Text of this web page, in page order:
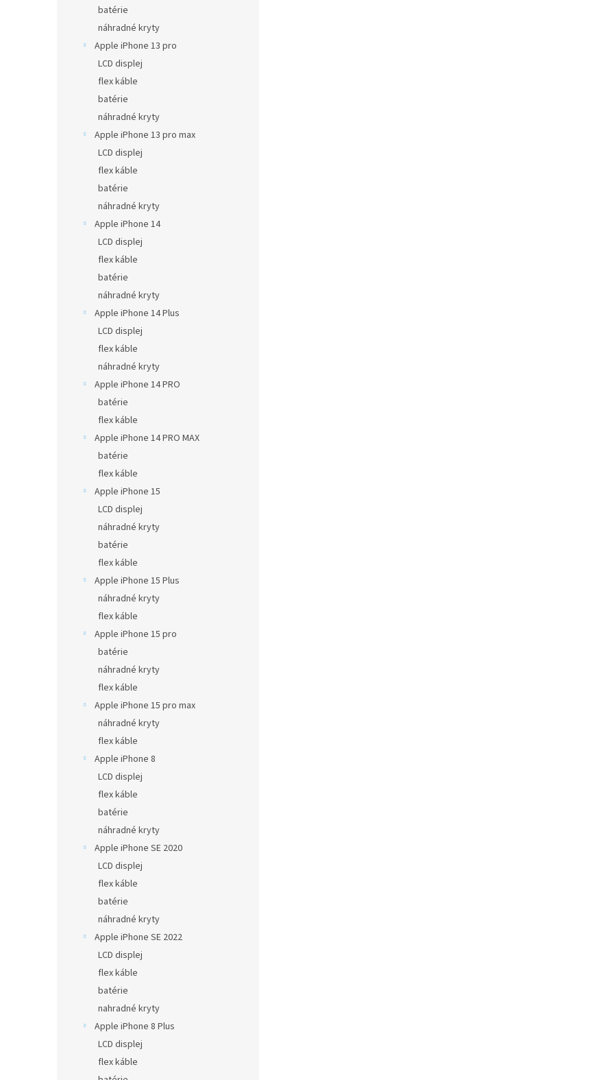
batérie
náhradné kryty
Apple iPhone 13 pro
LCD displej
flex káble
batérie
náhradné kryty
Apple iPhone 13 pro max
LCD displej
flex káble
batérie
náhradné kryty
Apple iPhone 14
LCD displej
flex káble
batérie
náhradné kryty
Apple iPhone 14 Plus
LCD displej
flex káble
náhradné kryty
Apple iPhone 14 PRO
batérie
flex káble
Apple iPhone 14 PRO MAX
batérie
flex káble
Apple iPhone 15
LCD displej
náhradné kryty
batérie
flex káble
Apple iPhone 15 Plus
náhradné kryty
flex káble
Apple iPhone 15 pro
batérie
náhradné kryty
flex káble
Apple iPhone 15 pro max
náhradné kryty
flex káble
Apple iPhone 8
LCD displej
flex káble
batérie
náhradné kryty
Apple iPhone SE 2020
LCD displej
flex káble
batérie
náhradné kryty
Apple iPhone SE 2022
LCD displej
flex káble
batérie
nahradné kryty
Apple iPhone 8 Plus
LCD displej
flex káble